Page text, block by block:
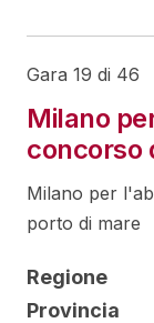
Gara 19 di 46
Milano
concorso
Milano per
porto di mare
Regione
Provincia